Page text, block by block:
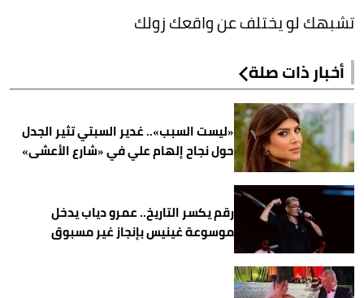
تشبهك لو يختلف عن واقعك زولك
أخبار ذات صلة
«ليست السبب».. غدير السبتي تثير الجدل
حول نجاح إلهام علي في «شارع الأعشى»
رقم يكسر التاريخ.. عمرو دياب يدخل
موسوعة غينيس بإنجاز غير مسبوق